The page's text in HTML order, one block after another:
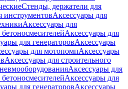
Стенды, держатели для
Аксессуары для
Аксессуары для
Аксессуары для
для генераторовАксессуары
для мотопомпАксессуары
Аксессуары для строительного
Аксессуары для
Аксессуары для
для генераторовАксессуары